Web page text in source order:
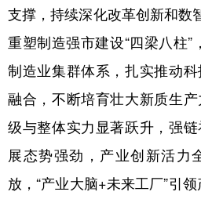
支撑，持续深化改革创新和数
重塑制造强市建设“四梁八柱”
制造业集群体系，扎实推动
融合，不断培育壮大新质生
级与整体实力显著跃升，强
展态势强劲，产业创新活力
放，“产业大脑+未来工厂”引